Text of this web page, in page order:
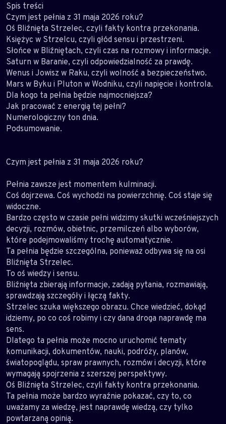
Spis treści
Czym jest pełnia z 31 maja 2026 roku?
Oś Bliźnięta Strzelec, czyli fakty kontra przekonania.
Księżyc w Strzelcu, czyli głód sensu i przestrzeni.
Słońce w Bliźniętach, czyli czas na rozmowy i informacje.
Saturn w Baranie, czyli odpowiedzialność za prawdę.
Wenus i Jowisz w Raku, czyli wolność a bezpieczeństwo.
Mars w Byku i Pluton w Wodniku, czyli napięcie i kontrola.
Dla kogo ta pełnia będzie najmocniejsza?
Jak pracować z energią tej pełni?
Numerologiczny ton dnia.
Podsumowanie.
Czym jest pełnia z 31 maja 2026 roku?
Pełnia zawsze jest momentem kulminacji.
Coś dojrzewa. Coś wychodzi na powierzchnię. Coś staje się
widoczne.
Bardzo często w czasie pełni widzimy skutki wcześniejszych
decyzji, rozmów, obietnic, przemilczeń albo wyborów,
które podejmowaliśmy trochę automatycznie.
Ta pełnia będzie szczególna, ponieważ odbywa się na osi
Bliźnięta Strzelec.
To oś wiedzy i sensu.
Bliźnięta zbierają informacje, zadają pytania, rozmawiają,
sprawdzają szczegóły i łączą fakty.
Strzelec szuka większego obrazu. Chce wiedzieć, dokąd
idziemy, po co coś robimy i czy dana droga naprawdę ma
sens.
Dlatego ta pełnia może mocno uruchomić tematy
komunikacji, dokumentów, nauki, podróży, planów,
światopoglądu, spraw prawnych, rozmów i decyzji, które
wymagają spojrzenia z szerszej perspektywy.
Oś Bliźnięta Strzelec, czyli fakty kontra przekonania.
Ta pełnia może bardzo wyraźnie pokazać, czy to, co
uważamy za wiedzę, jest naprawdę wiedzą, czy tylko
powtarzaną opinią.